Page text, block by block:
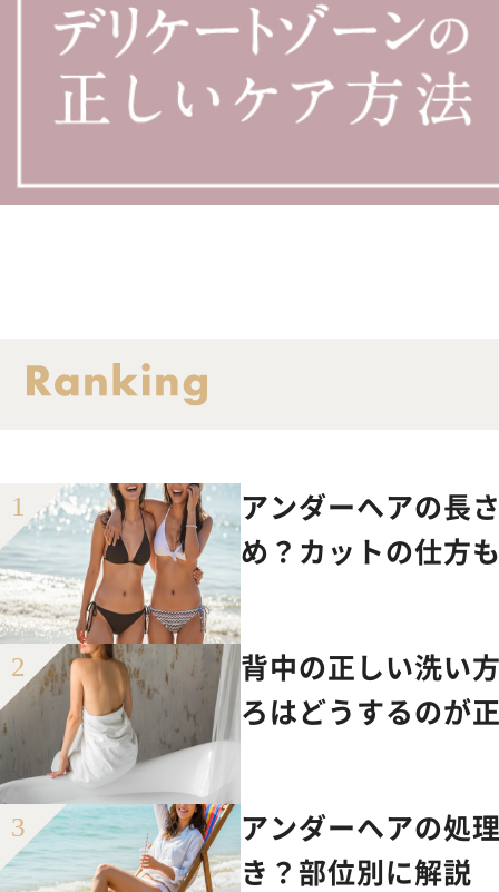
アンダーヘアの長
め？カットの仕方
背中の正しい洗い
ろはどうするのが
アンダーヘアの処
き？部位別に解説